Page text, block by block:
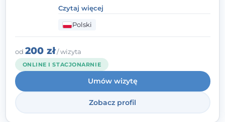
rodziny, dobierając metody do
indywidualnych zasobów pacjenta. Wierzę
w drzemiące w Tobie zasoby, które
pozwolą Ci wyjść z kryzysu - a jeśli jeszcze
ich nie widzisz, pomogę Ci je odsłonić.
Czytaj więcej
Polski
od 200 zł/ wizyta
ONLINE I STACJONARNIE
Umów wizytę
Zobacz profil